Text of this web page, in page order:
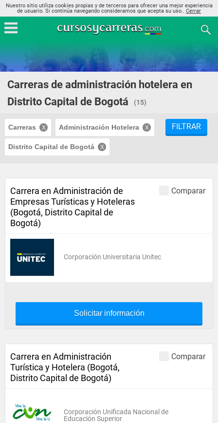
Nuestro sitio utiliza cookies propias y de terceros para ofrecer una mejor experiencia
de usuario. Si continúa navegando consideramos que acepta su uso.. Cerrar
Carreras de administración hotelera en
Distrito Capital de Bogotá
(15)
Carreras Administración Hotelera
Distrito Capital de Bogotá
FILTRAR
Comparar
Carrera en Administración de
Empresas Turísticas y Hoteleras
(Bogotá, Distrito Capital de
Bogotá)
Corporación Universitaria Unitec
Solicitar información
Comparar
Carrera en Administración
Turística y Hotelera (Bogotá,
Distrito Capital de Bogotá)
Corporación Unificada Nacional de
Educación Superior